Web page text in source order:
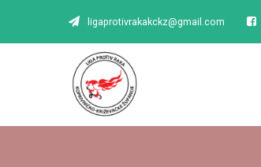
ligaprotivrakakckz@gmail.com